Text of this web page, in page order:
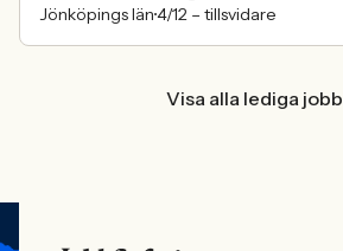
Jönköpings län4/12 – tillsvidare
Visa alla lediga jobb